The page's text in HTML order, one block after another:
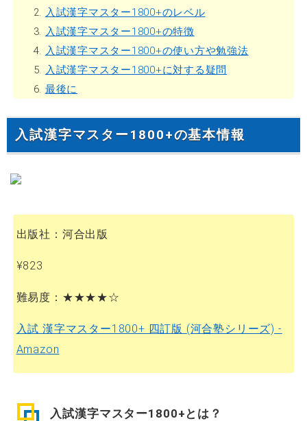
2. 入試漢字マスター1800+のレベル
3. 入試漢字マスター1800+の特徴
4. 入試漢字マスター1800+の使い方や勉強法
5. 入試漢字マスター1800+に対する疑問
6. 最後に
入試漢字マスター1800+の基本情報
出版社：河合出版
¥823
難易度：★★★★☆
入試 漢字マスター1800+ 四訂版 (河合塾シリーズ) -
Amazon
入試漢字マスター1800+とは？